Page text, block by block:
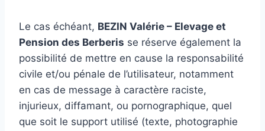
Le cas échéant, BEZIN Valérie – Elevage et
Pension des Berberis se réserve également la
possibilité de mettre en cause la responsabilité
civile et/ou pénale de l’utilisateur, notamment
en cas de message à caractère raciste,
injurieux, diffamant, ou pornographique, quel
que soit le support utilisé (texte, photographie